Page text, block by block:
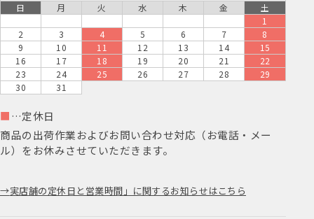
日 月 火 水 木 金
土
1
2
3 4 5 6 7
8
9
10 11 12 13 14
15
16
17 18 19 20 21
22
23
24 25 26 27 28
29
30
31
■ …定休日
商品の出荷作業およびお問い合わせ対応（お電話・メー
ル）をお休みさせていただきます。
実店舗の定休日と営業時間」に関するお知らせはこちら